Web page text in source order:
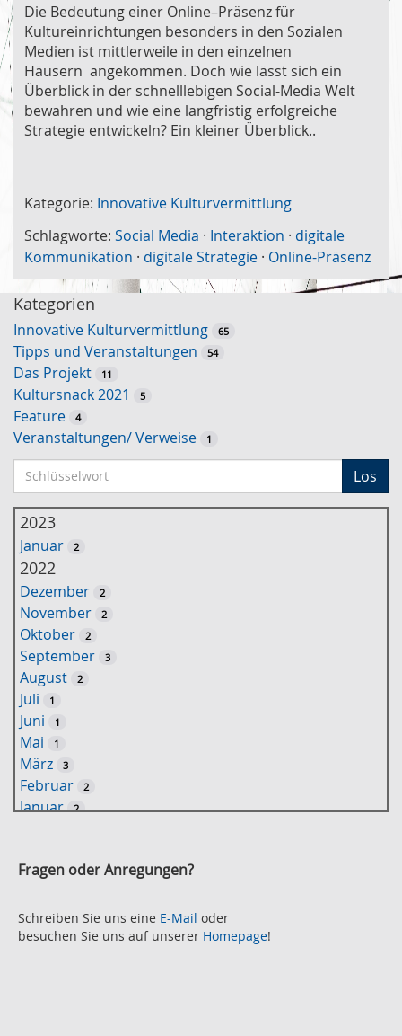
Die Bedeutung einer Online–Präsenz für
Kultureinrichtungen besonders in den Sozialen
Medien ist mittlerweile in den einzelnen
Häusern angekommen. Doch wie lässt sich ein
Überblick in der schnelllebigen Social-Media Welt
bewahren und wie eine langfristig erfolgreiche
Strategie entwickeln? Ein kleiner Überblick..
Kategorie: Innovative Kulturvermittlung
Schlagworte: Social Media · Interaktion · digitale
Kommunikation · digitale Strategie · Online-Präsenz
Kategorien
Innovative Kulturvermittlung 65
Tipps und Veranstaltungen 54
Das Projekt 11
Kultursnack 2021 5
Feature 4
Veranstaltungen/ Verweise 1
c
h
ü
w
o
r
u
c
Los
2023
Januar 2
2022
Dezember 2
November 2
Oktober 2
September 3
August 2
Juli 1
Juni 1
Mai 1
März 3
Februar 2
Januar 2
Oktober 2
August 2
Juli 2
Fragen oder Anregungen?
Schreiben Sie uns eine E-Mail oder
besuchen Sie uns auf unserer Homepage!